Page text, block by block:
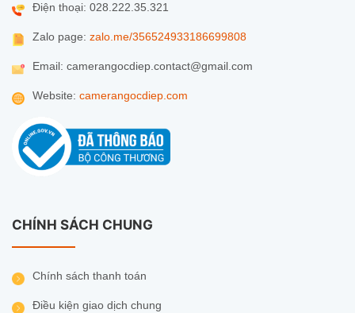
Điện thoại: 028.222.35.321
Zalo page: zalo.me/356524933186699808
Email: camerangocdiep.contact@gmail.com
Website: camerangocdiep.com
CHÍNH SÁCH CHUNG
Chính sách thanh toán
Điều kiện giao dịch chung